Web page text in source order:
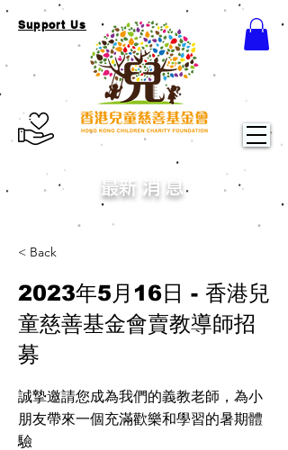
Support Us
​最新消息
< Back
2023年5月16日 - 香港兒
童慈善基金會賣教導師招
募
誠摯邀請您成為我們的義教老師，為小
朋友帶來一個充滿歡樂和學習的暑期體
驗